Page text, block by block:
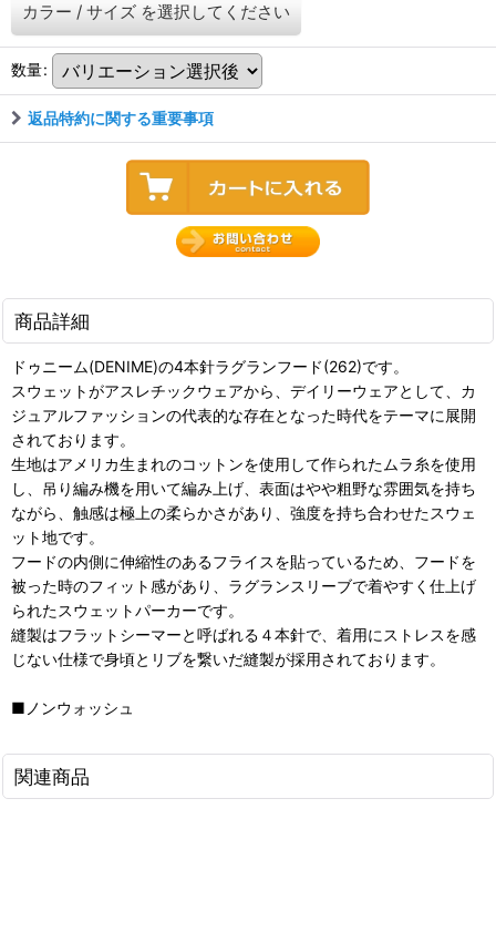
カラー / サイズ を選択してください
数量:
返品特約に関する重要事項
商品詳細
ドゥニーム(DENIME)の4本針ラグランフード(262)です。
スウェットがアスレチックウェアから、デイリーウェアとして、カ
ジュアルファッションの代表的な存在となった時代をテーマに展開
されております。
生地はアメリカ生まれのコットンを使用して作られたムラ糸を使用
し、吊り編み機を用いて編み上げ、表面はやや粗野な雰囲気を持ち
ながら、触感は極上の柔らかさがあり、強度を持ち合わせたスウェ
ット地です。
フードの内側に伸縮性のあるフライスを貼っているため、フードを
被った時のフィット感があり、ラグランスリーブで着やすく仕上げ
られたスウェットパーカーです。
縫製はフラットシーマーと呼ばれる４本針で、着用にストレスを感
じない仕様で身頃とリブを繋いだ縫製が採用されております。
■ノンウォッシュ
関連商品